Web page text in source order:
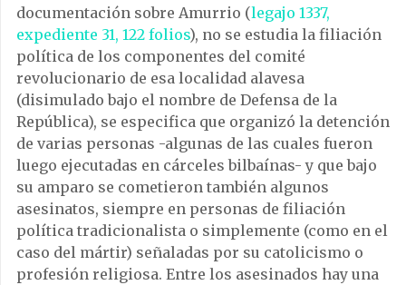
documentación sobre Amurrio (legajo 1337,
expediente 31, 122 folios), no se estudia la filiación
política de los componentes del comité
revolucionario de esa localidad alavesa
(disimulado bajo el nombre de Defensa de la
República), se especifica que organizó la detención
de varias personas -algunas de las cuales fueron
luego ejecutadas en cárceles bilbaínas- y que bajo
su amparo se cometieron también algunos
asesinatos, siempre en personas de filiación
política tradicionalista o simplemente (como en el
caso del mártir) señaladas por su catolicismo o
profesión religiosa. Entre los asesinados hay una